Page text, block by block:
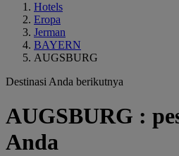
Hotels
Eropa
Jerman
BAYERN
AUGSBURG
Destinasi Anda berikutnya
AUGSBURG :
Anda